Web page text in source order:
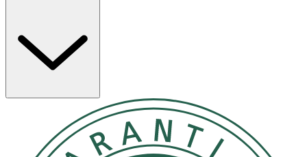
förväntade livslängden för brösttrattarna är cirka sex
månader.
Egenskaper
· Ersättningsbrösttrattar för Medela Magic InBra
bärbar bröstpump
· Storlek: 27 mm